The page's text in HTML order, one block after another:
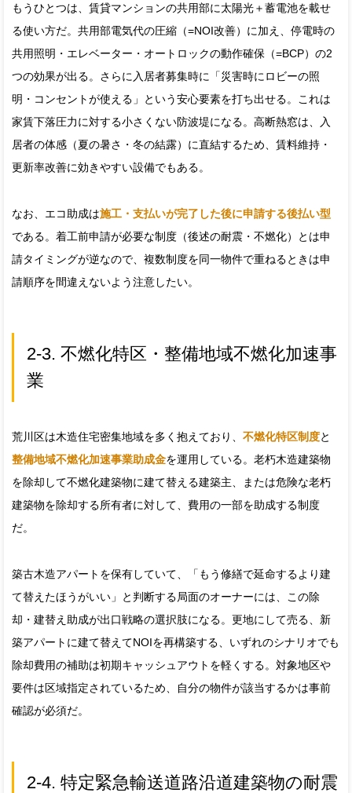
もうひとつは、賃貸マンションの共用部に太陽光＋蓄電池を載せ
る使い方だ。共用部電気代の圧縮（=NOI改善）に加え、停電時の
共用照明・エレベーター・オートロックの動作確保（=BCP）の2
つの効果が出る。さらに入居者募集時に「災害時にロビーの照
明・コンセントが使える」という安心要素を打ち出せる。これは
家賃下落圧力に対する小さくない防波堤になる。高断熱窓は、入
居者の体感（夏の暑さ・冬の結露）に直結するため、賃料維持・
更新率改善に効きやすい設備でもある。
なお、エコ助成は施工・支払いが完了した後に申請する後払い型
である。着工前申請が必要な制度（後述の耐震・不燃化）とは申
請タイミングが逆なので、複数制度を同一物件で重ねるときは申
請順序を間違えないよう注意したい。
2-3. 不燃化特区・整備地域不燃化加速事
業
荒川区は木造住宅密集地域を多く抱えており、 不燃化特区制度と
整備地域不燃化加速事業助成金を運用している。老朽木造建築物
を除却して不燃化建築物に建て替える建築主、または危険な老朽
建築物を除却する所有者に対して、費用の一部を助成する制度
だ。
築古木造アパートを保有していて、「もう修繕で延命するより建
て替えたほうがいい」と判断する局面のオーナーには、この除
却・建替え助成が出口戦略の選択肢になる。更地にして売る、新
築アパートに建て替えてNOIを再構築する、いずれのシナリオでも
除却費用の補助は初期キャッシュアウトを軽くする。対象地区や
要件は区域指定されているため、自分の物件が該当するかは事前
確認が必須だ。
2-4. 特定緊急輸送道路沿道建築物の耐震